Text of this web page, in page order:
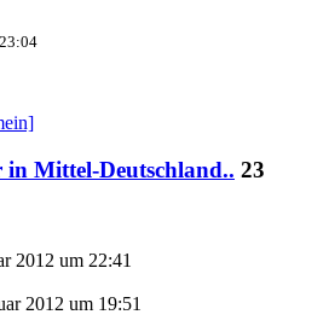
in Mittel-Deutschland.. 23
2012 um 22:41
2012 um 19:51